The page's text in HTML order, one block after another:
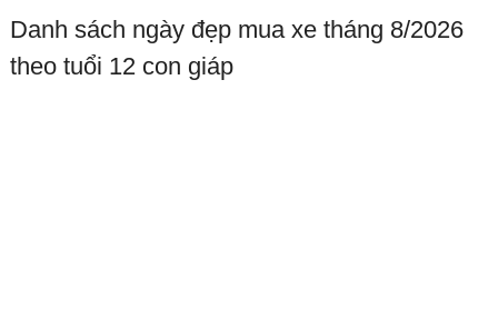
Danh sách ngày đẹp mua xe tháng 8/2026
theo tuổi 12 con giáp